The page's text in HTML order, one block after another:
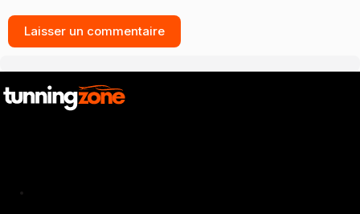
Laisser un commentaire